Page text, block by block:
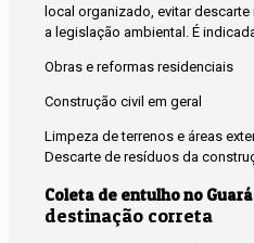
local organizado, evitar descarte
a legislação ambiental. É
Obras e reformas residenciais
Construção civil em geral
Limpeza de terrenos e áreas
Descarte de resíduos da
Coleta de entulho no Guará
destinação correta